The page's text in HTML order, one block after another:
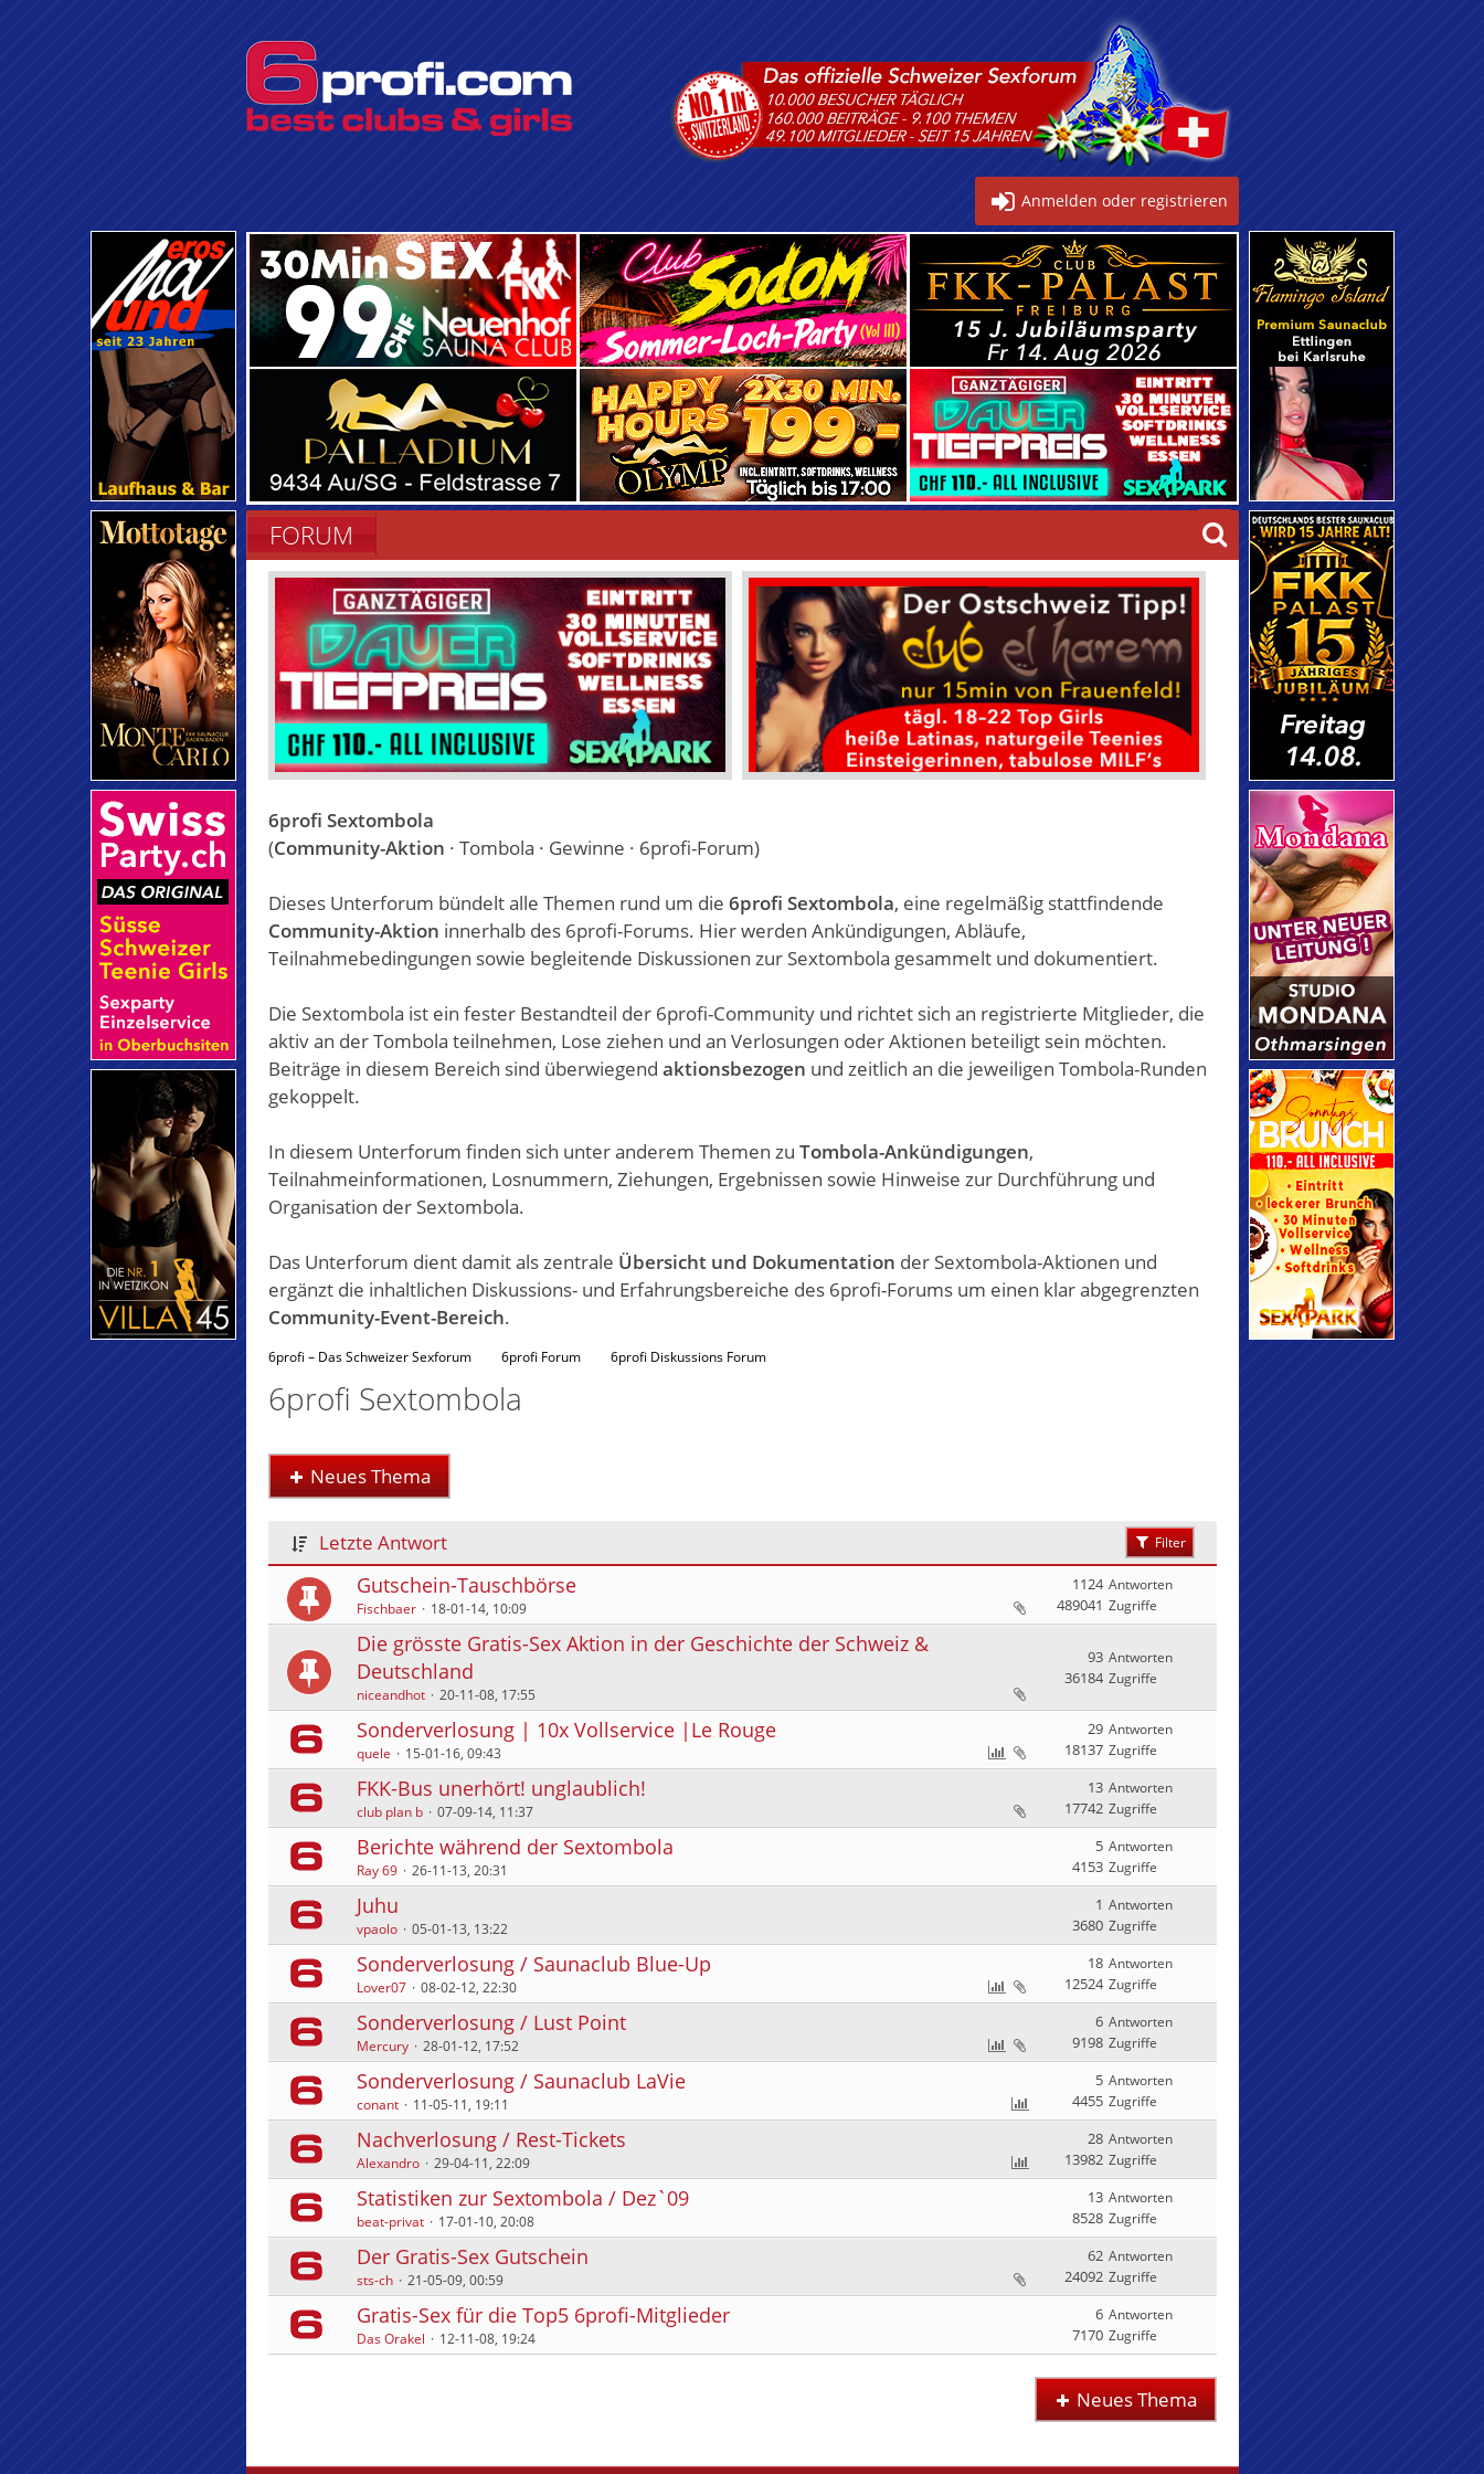
Anmelden oder registrieren
FORUM
6profi Sextombola
(Community-Aktion · Tombola · Gewinne · 6profi-Forum)
Dieses Unterforum bündelt alle Themen rund um die 6profi Sextombola, eine regelmäßig stattfindende
Community-Aktion innerhalb des 6profi-Forums. Hier werden Ankündigungen, Abläufe,
Teilnahmebedingungen sowie begleitende Diskussionen zur Sextombola gesammelt und dokumentiert.
Die Sextombola ist ein fester Bestandteil der 6profi-Community und richtet sich an registrierte Mitglieder, die
aktiv an der Tombola teilnehmen, Lose ziehen und an Verlosungen oder Aktionen beteiligt sein möchten.
Beiträge in diesem Bereich sind überwiegend aktionsbezogen und zeitlich an die jeweiligen Tombola-Runden
gekoppelt.
In diesem Unterforum finden sich unter anderem Themen zu Tombola-Ankündigungen,
Teilnahmeinformationen, Losnummern, Ziehungen, Ergebnissen sowie Hinweise zur Durchführung und
Organisation der Sextombola.
Das Unterforum dient damit als zentrale Übersicht und Dokumentation der Sextombola-Aktionen und
ergänzt die inhaltlichen Diskussions- und Erfahrungsbereiche des 6profi-Forums um einen klar abgegrenzten
Community-Event-Bereich.
6profi – Das Schweizer Sexforum 6profi Forum 6profi Diskussions Forum
6profi Sextombola
Neues Thema
Letzte Antwort Filter
Gutschein-Tauschbörse
Fischbaer 18-01-14, 10:09
Antworten
1124
Zugriffe
489041
Die grösste Gratis-Sex Aktion in der Geschichte der Schweiz &
Deutschland
niceandhot 20-11-08, 17:55
Antworten
93
Zugriffe
36184
Sonderverlosung | 10x Vollservice |Le Rouge
quele 15-01-16, 09:43
Antworten
29
Zugriffe
18137
FKK-Bus unerhört! unglaublich!
club plan b 07-09-14, 11:37
Antworten
13
Zugriffe
17742
Berichte während der Sextombola
Ray 69 26-11-13, 20:31
Antworten
5
Zugriffe
4153
Juhu
vpaolo 05-01-13, 13:22
Antworten
1
Zugriffe
3680
Sonderverlosung / Saunaclub Blue-Up
Lover07 08-02-12, 22:30
Antworten
18
Zugriffe
12524
Sonderverlosung / Lust Point
Mercury 28-01-12, 17:52
Antworten
6
Zugriffe
9198
Sonderverlosung / Saunaclub LaVie
conant 11-05-11, 19:11
Antworten
5
Zugriffe
4455
Nachverlosung / Rest-Tickets
Alexandro 29-04-11, 22:09
Antworten
28
Zugriffe
13982
Statistiken zur Sextombola / Dez`09
beat-privat 17-01-10, 20:08
Antworten
13
Zugriffe
8528
Der Gratis-Sex Gutschein
sts-ch 21-05-09, 00:59
Antworten
62
Zugriffe
24092
Gratis-Sex für die Top5 6profi-Mitglieder
Das Orakel 12-11-08, 19:24
Antworten
6
Zugriffe
7170
Neues Thema